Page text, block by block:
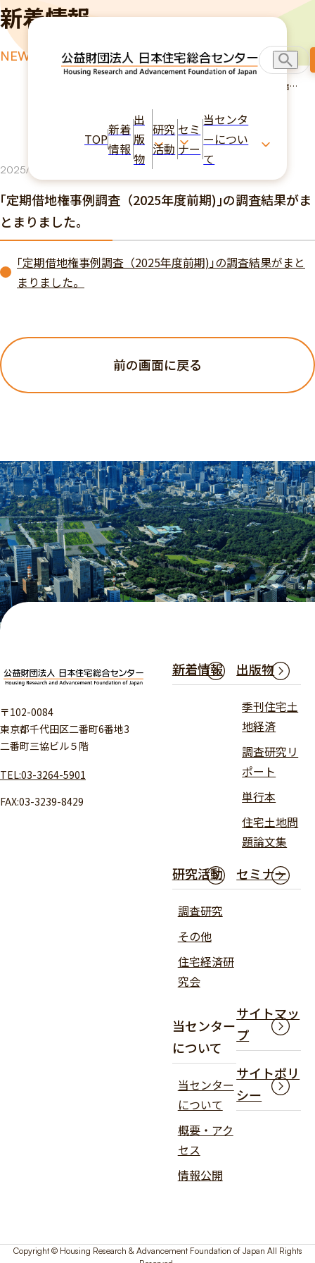
TOP
新着
情報
出
版
物
研究
活動
セミ
ナー
当センタ
ーについ
て
新着情報
NEWS
｢定期借地権事例調査（2025年度前期)｣の調査結果
2025/11/17
｢定期借地権事例調査（2025年度前期)｣の調査結果がま
とまりました。
｢定期借地権事例調査（2025年度前期)｣の調査結果がまと
まりました。
前の画面に戻る
〒102-0084
東京都千代田区二番町6番地3
二番町三協ビル５階
TEL:03-3264-5901
FAX:03-3239-8429
新着情報 出版物
季刊住宅土
地経済
調査研究リ
ポート
単行本
住宅土地問
題論文集
研究活動
調査研究
その他
住宅経済研
究会
セミナー
当センター
について
当センター
について
概要・アク
セス
情報公開
サイトマッ
プ
サイトポリ
シー
Copyright © Housing Research & Advancement Foundation of Japan All Rights